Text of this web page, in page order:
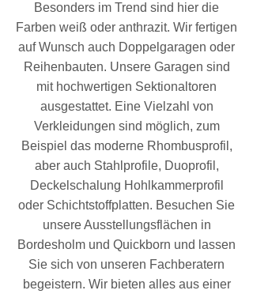
Besonders im Trend sind hier die
Farben weiß oder anthrazit. Wir fertigen
auf Wunsch auch Doppelgaragen oder
Reihenbauten. Unsere Garagen sind
mit hochwertigen Sektionaltoren
ausgestattet. Eine Vielzahl von
Verkleidungen sind möglich, zum
Beispiel das moderne Rhombusprofil,
aber auch Stahlprofile, Duoprofil,
Deckelschalung Hohlkammerprofil
oder Schichtstoffplatten. Besuchen Sie
unsere Ausstellungsflächen in
Bordesholm und Quickborn und lassen
Sie sich von unseren Fachberatern
begeistern. Wir bieten alles aus einer